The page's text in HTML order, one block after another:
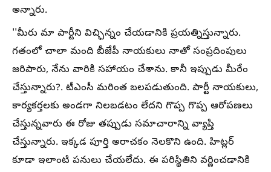
అన్నారు.
''మీరు మా పార్టీని విచ్ఛిన్నం చేయడానికి ప్రయత్నిస్తున్నారు.
గతంలో చాలా మంది బీజేపీ నాయకులు నాతో సంప్రదింపులు
జరిపారు, నేను వారికి సహాయం చేశాను. కానీ ఇప్పుడు మీరేం
చేస్తున్నారు?. టీఎంసీ మరింత బలపడుతుంది. పార్టీ నాయకులు,
కార్యకర్తలకు అండగా నిలబడటం లేదని గొప్ప గొప్ప ఆరోపణలు
చేస్తున్నవారు ఈ రోజు తప్పుడు సమాచారాన్ని వ్యాప్తి
చేస్తున్నారు. ఇక్కడ పూర్తి అరాచకం నెలకొని ఉంది. హిట్లర్
కూడా ఇలాంటి పనులు చేయలేదు. ఈ పరిస్థితిని వర్ణించడానికి